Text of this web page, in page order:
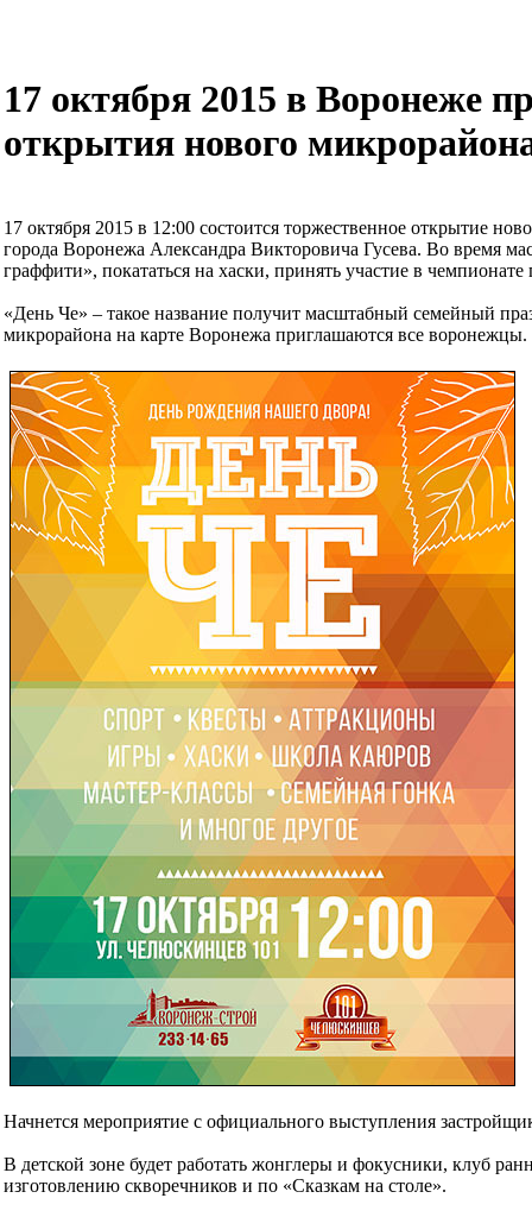
17 октября 2015 в Воронеже
открытия нового
17 октября 2015 в 12:00 состоится торжественное открытие
города Воронежа Александра Викторовича Гусева. Во время
граффити», покататься на хаски, принять участие в
«День Че» – такое название получит масштабный семейный
микрорайона на карте Воронежа приглашаются все
Начнется мероприятие с официального выступления
В детской зоне будет работать жонглеры и фокусники, клуб
изготовлению скворечников и по «Сказкам на столе».